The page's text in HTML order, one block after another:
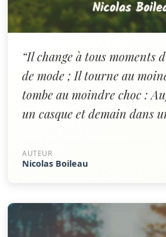
“Il change à tous moments
de mode ; Il tourne au
tombe au moindre choc :
un casque et demain dans
AUTEUR
Nicolas Boileau